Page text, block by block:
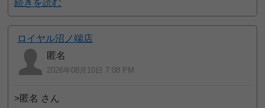
続きを読む
ロイヤル沼ノ端店
匿名
2026年08月10日 7:08 PM
>匿名 さん